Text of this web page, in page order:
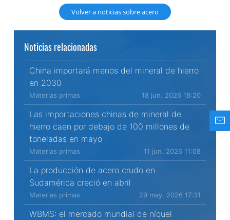
Volver a noticias sobre acero
Noticias relacionadas
China importará menos del mineral de hierro
en 2030
Materias primas 18 jun. 2026 18:20
Las importaciones chinas de mineral de
hierro caen por debajo de 100 millones de
toneladas en mayo
Materias primas 11 jun. 2026 11:08
La producción de acero crudo en
Sudamérica creció en abril
Materias primas 29 may. 2026 17:31
WBMS: el mercado mundial de níquel